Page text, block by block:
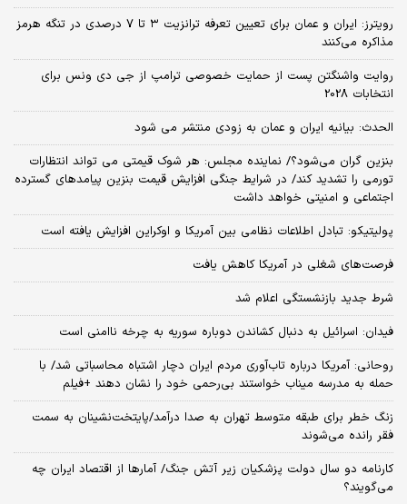
رویترز: ایران و عمان برای تعیین تعرفه ترانزیت ۳ تا ۷ درصدی در تنگه هرمز
مذاکره می‌کنند
روایت واشنگتن پست از حمایت خصوصی ترامپ از جی دی ونس برای
انتخابات 2028
الحدث: بیانیه ایران و عمان به زودی منتشر می شود
بنزین گران می‌شود؟/ نماینده مجلس: هر شوک قیمتی می تواند انتظارات
تورمی را تشدید کند/ در شرایط جنگی افزایش قیمت بنزین پیامدهای گسترده
اجتماعی و امنیتی خواهد داشت
پولیتیکو: تبادل اطلاعات نظامی بین آمریکا و اوکراین افزایش یافته است
فرصت‌های شغلی در آمریکا کاهش یافت
شرط جدید بازنشستگی اعلام شد
فیدان: اسرائیل به دنبال کشاندن دوباره سوریه به چرخه ناامنی است
روحانی: آمریکا درباره تاب‌آوری مردم ایران دچار اشتباه محاسباتی شد/ با
حمله به مدرسه میناب خواستند بی‌رحمی خود را نشان دهند +فیلم
زنگ خطر برای طبقه متوسط تهران به صدا درآمد/پایتخت‌نشینان به سمت
فقر رانده می‌شوند
کارنامه دو سال دولت پزشکیان زیر آتش جنگ/ آمارها از اقتصاد ایران چه
می‌گویند؟